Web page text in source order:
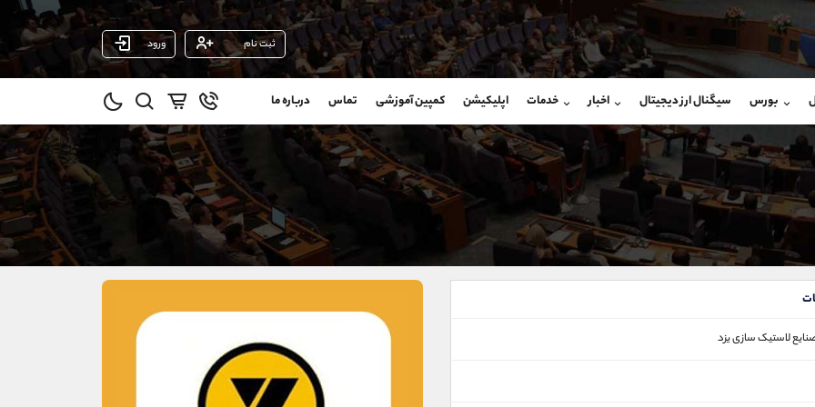
ثبت نام ورود
بورس سیگنال ارز دیجیتال اخبار خدمات اپلیکیشن کمپین آموزشی تماس درباره ما
لاستیک سازی یزد
شروع گفتگو
@Armteam_admin_por
107
شروع گفتگو
@Armteam_admin_103
داخلی 103
(یوسف فرخنده)
09194198792
واتساپ شروع گفتگو
تلگرام @Armteam_admin_33
021-22021030
90001030
@alireza.mehrabii
@alirezamehrabi_com
@alirezamehrabi_official